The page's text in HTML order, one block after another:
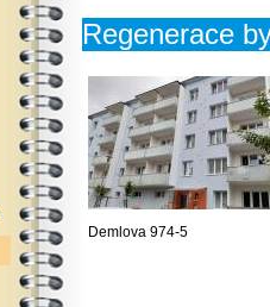
Regenerace
Demlova 974-5